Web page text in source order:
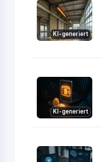
KI-generiert
KI-generiert